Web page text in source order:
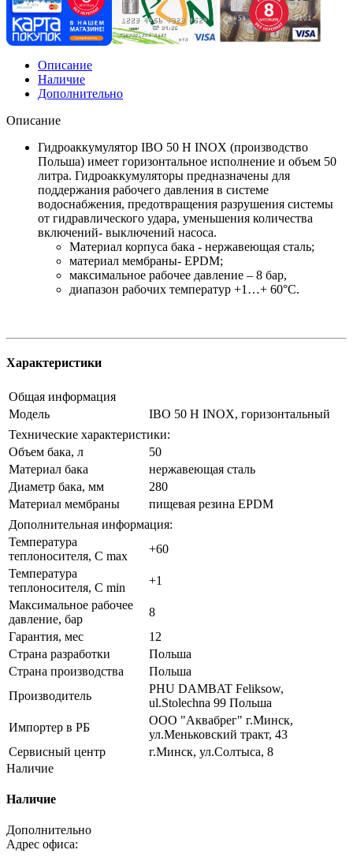
Описание
Наличие
Дополнительно
Описание
Гидроаккумулятор IBO 50 H INOX (производство
Польша) имеет горизонтальное исполнение и объем 50
литра. Гидроаккумуляторы предназначены для
поддержания рабочего давления в системе
водоснабжения, предотвращения разрушения системы
от гидравлического удара, уменьшения количества
включений- выключений насоса.
Материал корпуса бака - нержавеющая сталь;
материал мембраны- EPDM;
максимальное рабочее давление – 8 бар,
диапазон рабочих температур +1…+ 60°С.
Характеристики
Общая информация
Модель
IBO 50 H INOX, горизонтальный
Технические характеристики:
Объем бака, л
50
Материал бака
нержавеющая сталь
Диаметр бака, мм
280
Материал мембраны
пищевая резина EPDM
Дополнительная информация:
Температура
теплоносителя, C max
+60
Температура
теплоносителя, C min
+1
Максимальное рабочее
давление, бар
8
Гарантия, мес
12
Страна разработки
Польша
Страна производства
Польша
Производитель
PHU DAMBAT Feliksow,
ul.Stolechna 99 Польша
Импортер в РБ
ООО "Аквабрег" г.Минск,
ул.Меньковский тракт, 43
Сервисный центр
г.Минск, ул.Солтыса, 8
Наличие
Наличие
Дополнительно
Адрес офиса: